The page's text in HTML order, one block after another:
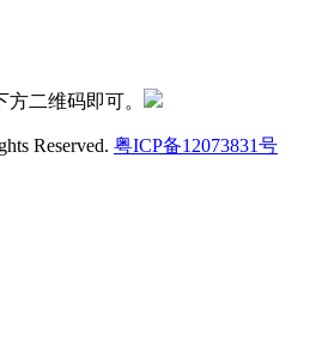
二维码即可。
Reserved. 粤ICP备12073831号